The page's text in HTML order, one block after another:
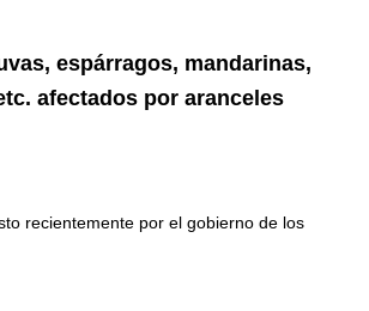
espárragos, mandarinas,
afectados por aranceles
recientemente por el gobierno de los